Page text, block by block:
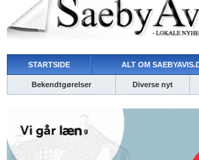
STARTSIDE ALT OM
Bekendtgørelser Diverse nyt